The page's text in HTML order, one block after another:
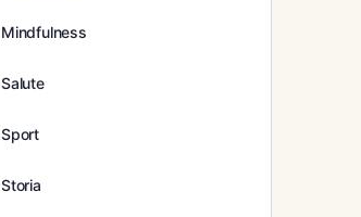
Mindfulness
Salute
Sport
Storia